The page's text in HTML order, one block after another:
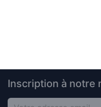
Inscription à notre